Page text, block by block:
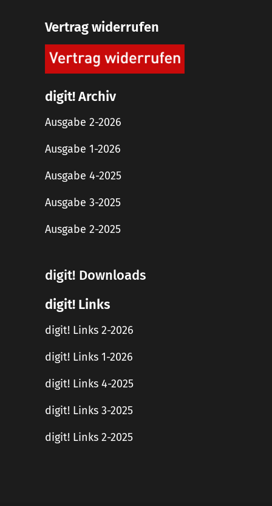
Vertrag widerrufen
digit! Archiv
Ausgabe 2-2026
Ausgabe 1-2026
Ausgabe 4-2025
Ausgabe 3-2025
Ausgabe 2-2025
digit! Downloads
digit! Links
digit! Links 2-2026
digit! Links 1-2026
digit! Links 4-2025
digit! Links 3-2025
digit! Links 2-2025